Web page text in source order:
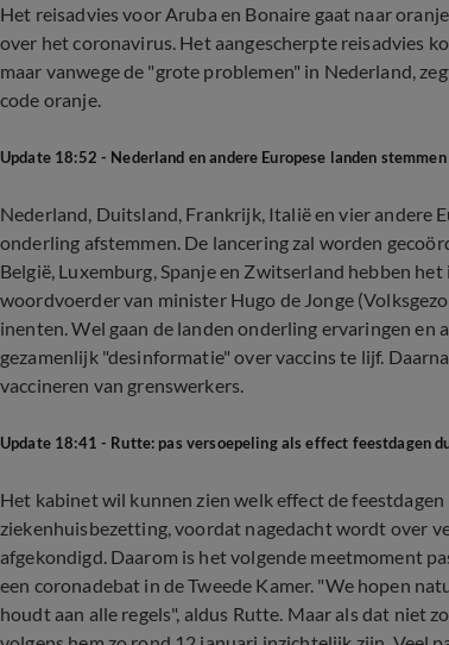
Het reisadvies voor Aruba en Bonaire gaat naar
over het coronavirus. Het aangescherpte reisadvies
maar vanwege de "grote problemen" in Nederland,
code oranje.
Update 18:52 - Nederland en andere Europese landen
Nederland, Duitsland, Frankrijk, Italië en vier andere
onderling afstemmen. De lancering zal worden
België, Luxemburg, Spanje en Zwitserland hebben
woordvoerder van minister Hugo de Jonge
inenten. Wel gaan de landen onderling ervaringen
gezamenlijk "desinformatie" over vaccins te lijf.
vaccineren van grenswerkers.
Update 18:41 - Rutte: pas versoepeling als effect feestdagen
Het kabinet wil kunnen zien welk effect de
ziekenhuisbezetting, voordat nagedacht wordt over
afgekondigd. Daarom is het volgende meetmoment
een coronadebat in de Tweede Kamer. "We hopen
houdt aan alle regels", aldus Rutte. Maar als dat niet